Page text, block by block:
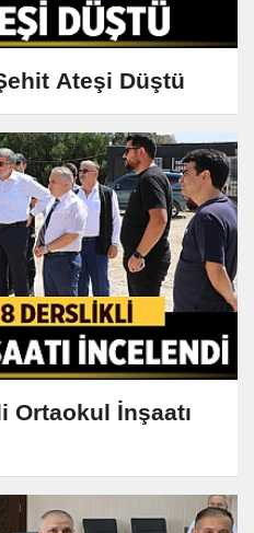
Ateşi Düştü
Ortaokul İnşaatı